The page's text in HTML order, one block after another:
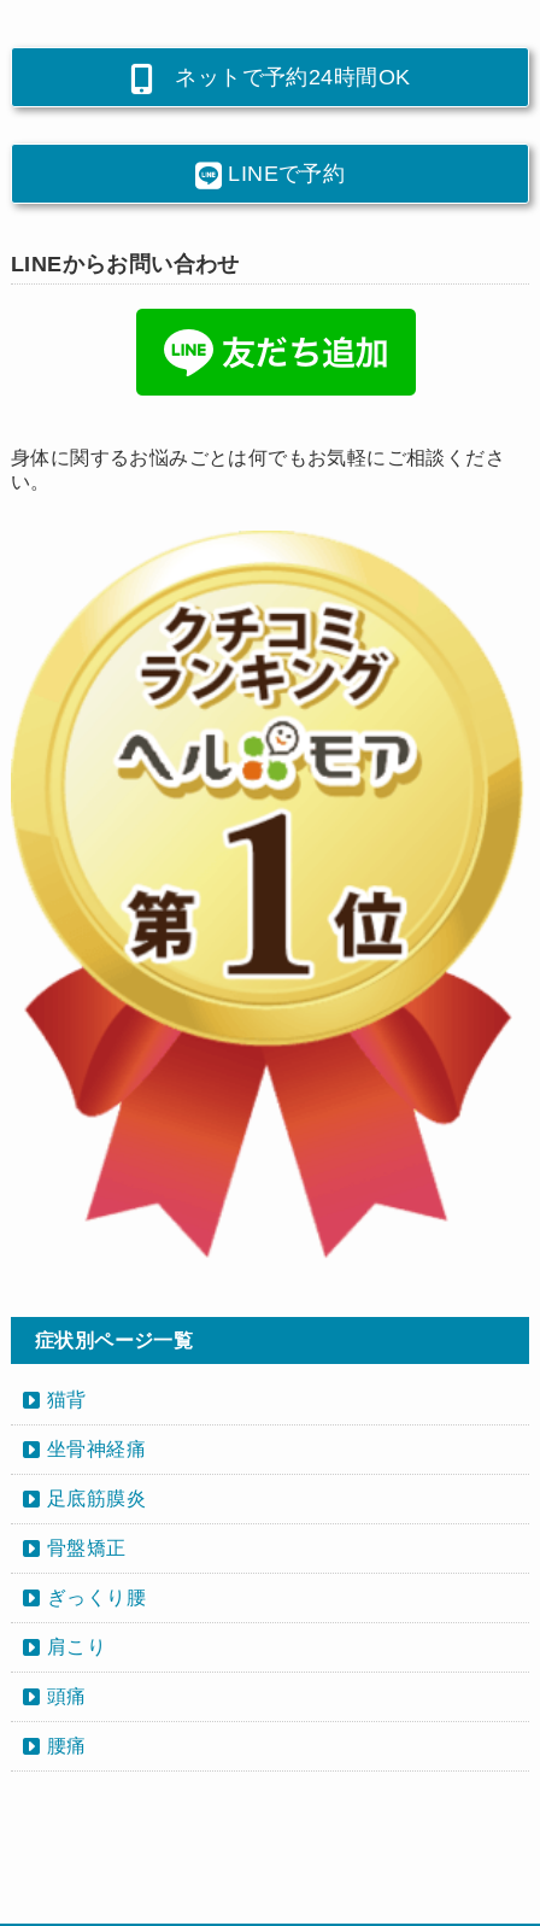
ネットで予約24時間OK
LINEで予約
LINEからお問い合わせ
身体に関するお悩みごとは何でもお気軽にご相談くださ
い。
症状別ページ一覧
猫背
坐骨神経痛
足底筋膜炎
骨盤矯正
ぎっくり腰
肩こり
頭痛
腰痛